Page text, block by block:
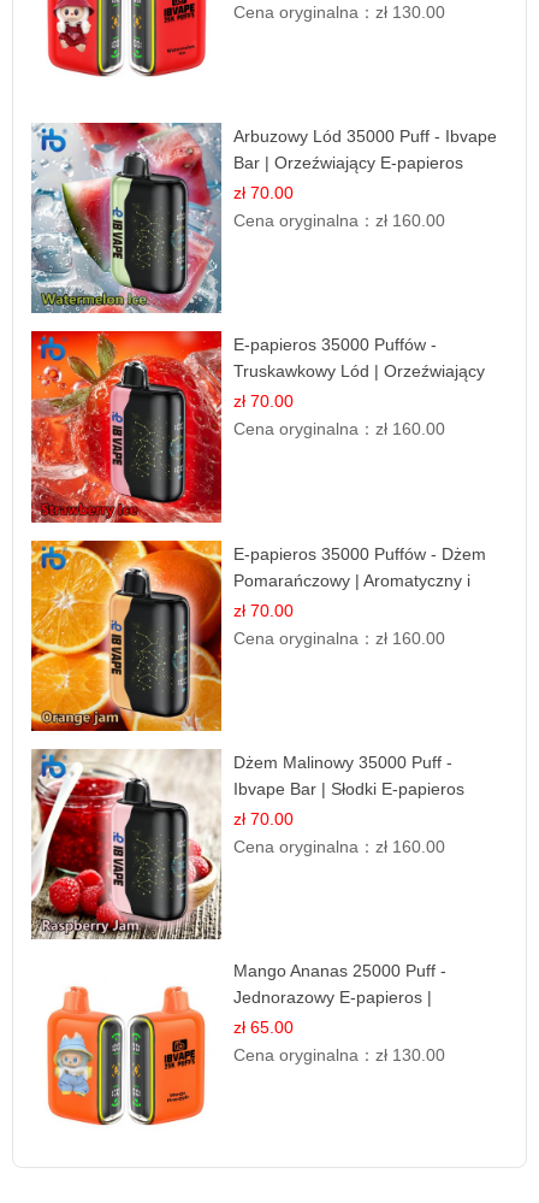
Cena oryginalna：zł 130.00
Arbuzowy Lód 35000 Puff - Ibvape
Bar | Orzeźwiający E-papieros
Jednorazowy
zł 70.00
Cena oryginalna：zł 160.00
E-papieros 35000 Puffów -
Truskawkowy Lód | Orzeźwiający
Smak
zł 70.00
Cena oryginalna：zł 160.00
E-papieros 35000 Puffów - Dżem
Pomarańczowy | Aromatyczny i
Długotrwały
zł 70.00
Cena oryginalna：zł 160.00
Dżem Malinowy 35000 Puff -
Ibvape Bar | Słodki E-papieros
Jednorazowy
zł 70.00
Cena oryginalna：zł 160.00
Mango Ananas 25000 Puff -
Jednorazowy E-papieros |
Egzotyczny Smak
zł 65.00
Cena oryginalna：zł 130.00